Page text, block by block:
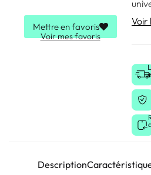
Mettre en favoris
Voir mes favoris
Voir
Description